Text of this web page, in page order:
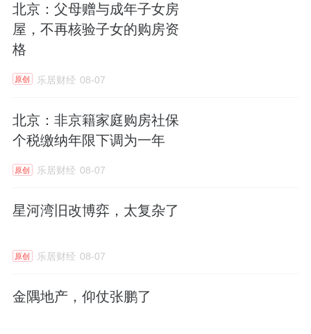
北京：父母赠与成年子女房
屋，不再核验子女的购房资
格
原创 乐居财经 08-07
北京：非京籍家庭购房社保
个税缴纳年限下调为一年
原创 乐居财经 08-07
星河湾旧改博弈，太复杂了
原创 乐居财经 08-07
金隅地产，仰仗张鹏了